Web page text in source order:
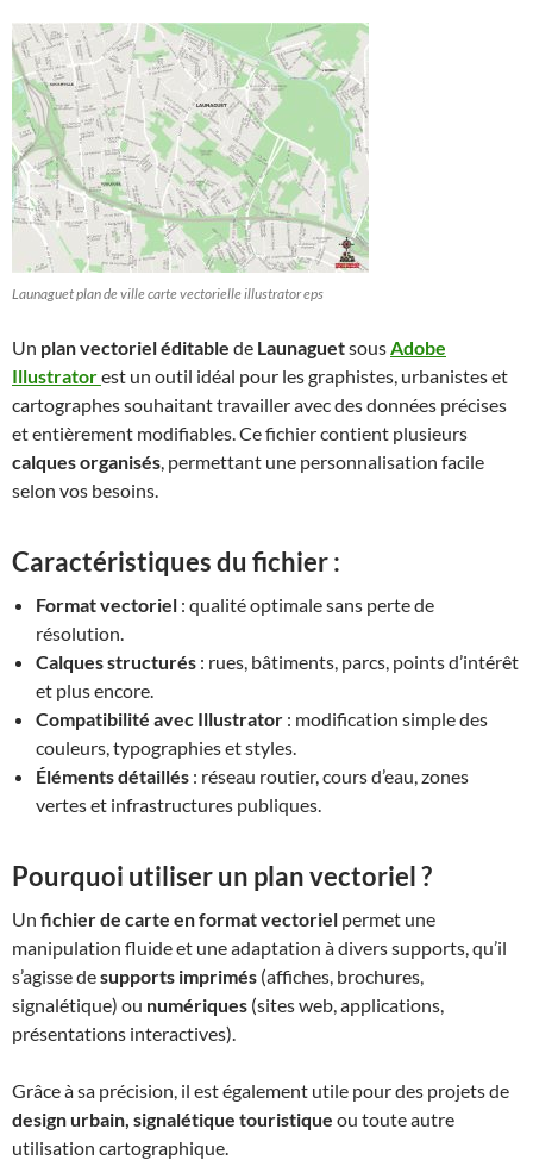
Launaguet plan de ville carte vectorielle illustrator eps
Un plan vectoriel éditable de LaunaguetsousAdobe
Illustratorest un outil idéal pour les graphistes, urbanistes et
cartographes souhaitant travailler avec des données précises
et entièrement modifiables. Ce fichier contient plusieurs
calques organisés, permettant une personnalisation facile
selon vos besoins.
Caractéristiques du fichier :
Format vectoriel : qualité optimale sans perte de
résolution.
Calques structurés : rues, bâtiments, parcs, points d’intérêt
et plus encore.
Compatibilité avec Illustrator : modification simple des
couleurs, typographies et styles.
Éléments détaillés : réseau routier, cours d’eau, zones
vertes et infrastructures publiques.
Pourquoi utiliser un plan vectoriel ?
Un fichier de carte en format vectoriel permet une
manipulation fluide et une adaptation à divers supports, qu’il
s’agisse desupports imprimés (affiches, brochures,
signalétique) ou numériques (sites web, applications,
présentations interactives).
Grâce à sa précision, il est également utile pour des projets de
design urbain, signalétique touristique ou toute autre
utilisation cartographique.